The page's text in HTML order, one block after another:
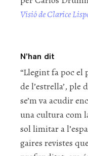
Visió de Clarice
N’han dit
“Llegint fa poc el
de l’estrella’,
se’m va acudir
una cultura com
sol limitar a
gaires revistes